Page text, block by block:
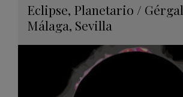
Eclipse, Planetario / Gérgal
Málaga, Sevilla